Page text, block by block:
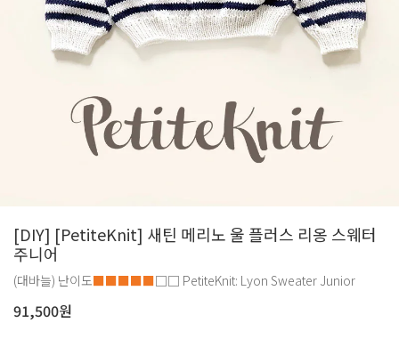
[DIY] [PetiteKnit] 새틴 메리노 울 플러스 리옹 스웨터
주니어
(대바늘) 난이도■■■■■□□ PetiteKnit: Lyon Sweater Junior
91,500원